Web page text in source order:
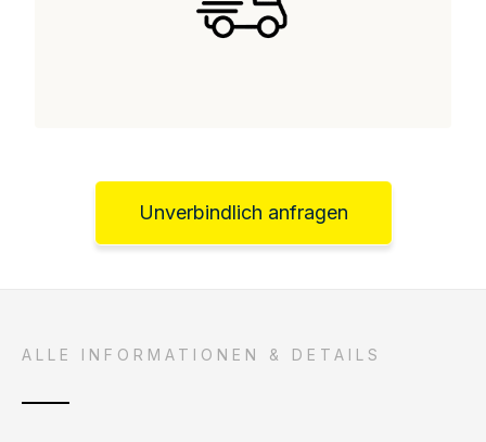
Unverbindlich anfragen
ALLE INFORMATIONEN & DETAILS